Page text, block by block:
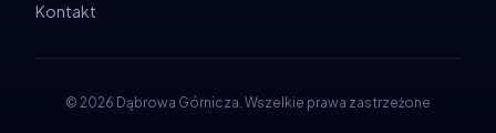
Kontakt
© 2026 Dąbrowa Górnicza. Wszelkie prawa zastrzeżone